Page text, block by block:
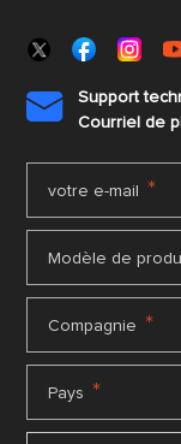

Support
Courriel de
votre e-mail *
Modèle de
Compagnie *
Pays *